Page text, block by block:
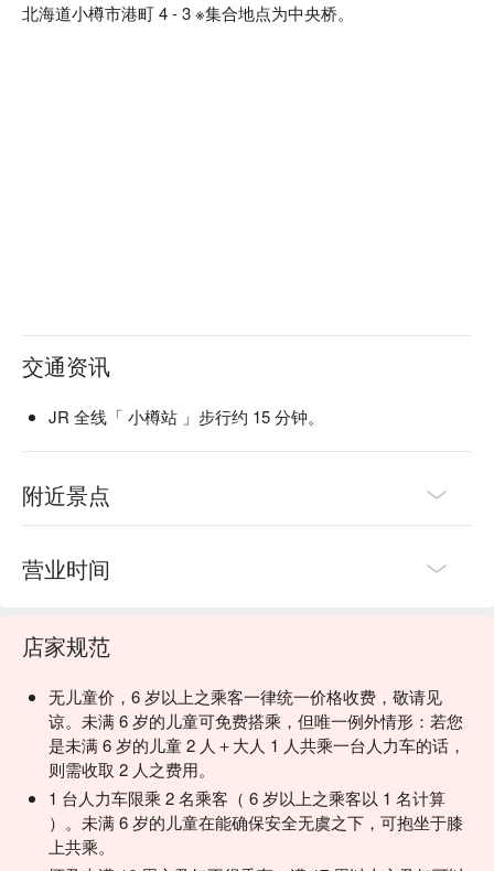
【景点】在港口城市「 小樽 」，至今仍延续着兴盛的贸易活
北海道小樽市港町 4 - 3 ※集合地点为中央桥。
交通资讯
JR 全线「 小樽站 」步行约 15 分钟。
附近景点
营业时间
店家规范
无儿童价，6 岁以上之乘客一律统一价格收费，敬请见
谅。未满 6 岁的儿童可免费搭乘，但唯一例外情形：若您
是未满 6 岁的儿童 2 人＋大人 1 人共乘一台人力车的话，
则需收取 2 人之费用。
1 台人力车限乘 2 名乘客（ 6 岁以上之乘客以 1 名计算
）。未满 6 岁的儿童在能确保安全无虞之下，可抱坐于膝
上共乘。